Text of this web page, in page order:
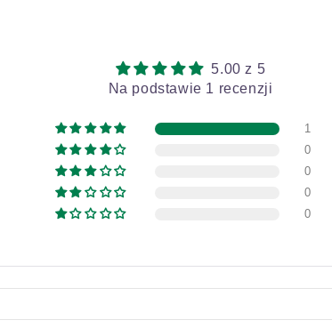
5.00 z 5
Na podstawie 1 recenzji
1
0
0
0
0